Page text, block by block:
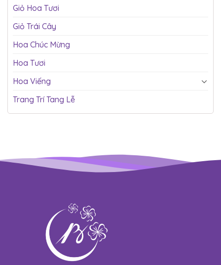
Giỏ Hoa Tươi
Giỏ Trái Cây
Hoa Chúc Mừng
Hoa Tươi
Hoa Viếng
Trang Trí Tang Lễ